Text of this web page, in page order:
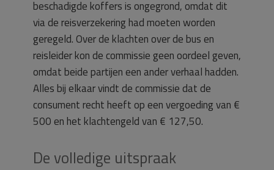
beschadigde koffers is ongegrond, omdat dit
via de reisverzekering had moeten worden
geregeld. Over de klachten over de bus en
reisleider kon de commissie geen oordeel geven,
omdat beide partijen een ander verhaal hadden.
Alles bij elkaar vindt de commissie dat de
consument recht heeft op een vergoeding van €
500 en het klachtengeld van € 127,50.
De volledige uitspraak